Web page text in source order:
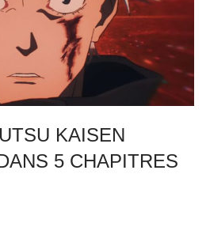
KAISEN
5 CHAPITRES